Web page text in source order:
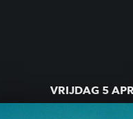
VRIJDAG 5